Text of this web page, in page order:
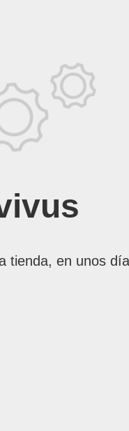
tienda, en unos